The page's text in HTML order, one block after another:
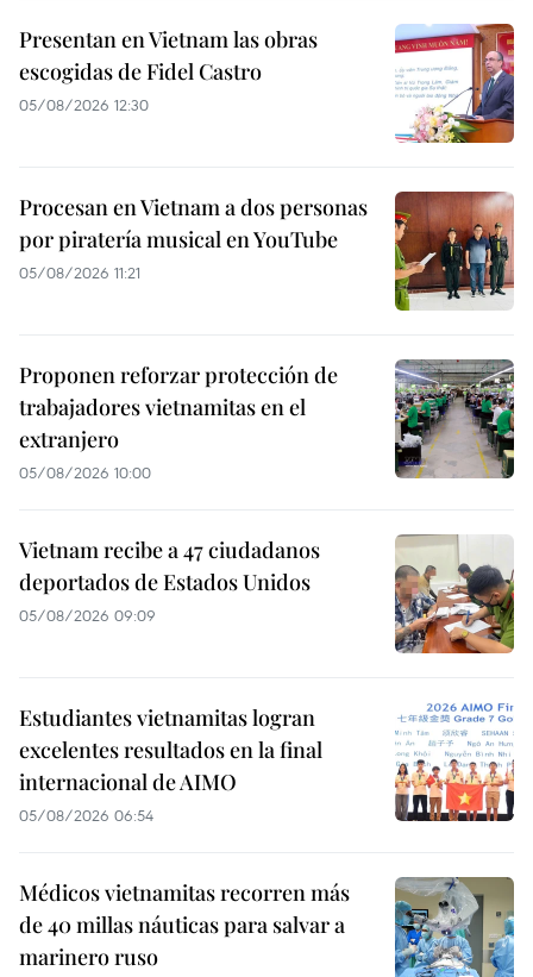
Presentan en Vietnam las obras
escogidas de Fidel Castro
05/08/2026 12:30
Procesan en Vietnam a dos personas
por piratería musical en YouTube
05/08/2026 11:21
Proponen reforzar protección de
trabajadores vietnamitas en el
extranjero
05/08/2026 10:00
Vietnam recibe a 47 ciudadanos
deportados de Estados Unidos
05/08/2026 09:09
Estudiantes vietnamitas logran
excelentes resultados en la final
internacional de AIMO
05/08/2026 06:54
Médicos vietnamitas recorren más
de 40 millas náuticas para salvar a
marinero ruso